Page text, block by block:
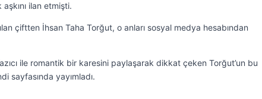
ilan etmişti.
çiftten İhsan Taha Torğut, o anları sosyal medya hesabından
ile romantik bir karesini paylaşarak dikkat çeken Torğut’un bu
sayfasında yayımladı.